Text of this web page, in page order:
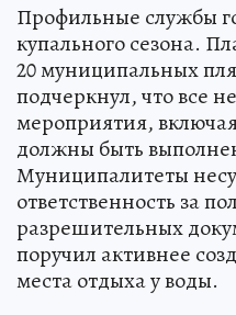
Профильные службы
купального сезона.
20 муниципальных
подчеркнул, что все
мероприятия,
должны быть
Муниципалитеты
ответственность за
разрешительных
поручил активнее
места отдыха у воды.